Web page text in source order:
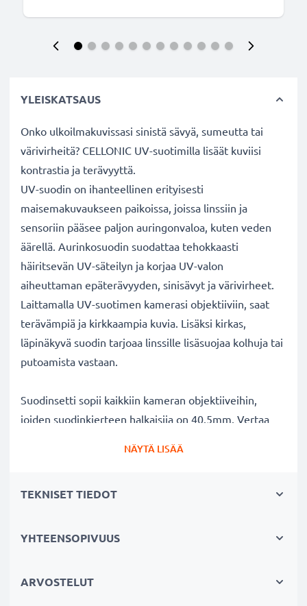
YLEISKATSAUS
Onko ulkoilmakuvissasi sinistä sävyä, sumeutta tai
värivirheitä? CELLONIC UV-suotimilla lisäät kuviisi
kontrastia ja terävyyttä.
UV-suodin on ihanteellinen erityisesti
maisemakuvaukseen paikoissa, joissa linssiin ja
sensoriin pääsee paljon auringonvaloa, kuten veden
äärellä. Aurinkosuodin suodattaa tehokkaasti
häiritsevän UV-säteilyn ja korjaa UV-valon
aiheuttaman epäterävyyden, sinisävyt ja värivirheet.
Laittamalla UV-suotimen kamerasi objektiiviin, saat
terävämpiä ja kirkkaampia kuvia. Lisäksi kirkas,
läpinäkyvä suodin tarjoaa linssille lisäsuojaa kolhuja tai
putoamista vastaan.
Suodinsetti sopii kaikkiin kameran objektiiveihin,
joiden suodinkierteen halkaisija on 40.5mm. Vertaa
Parempi kuvanlaatu väreistä tai
✔ Terävämpiä ja kirkkaampia kuvia: korjaa UV-valon
NÄYTÄ LISÄÄ
TEKNISET TIEDOT
YHTEENSOPIVUUS
ARVOSTELUT